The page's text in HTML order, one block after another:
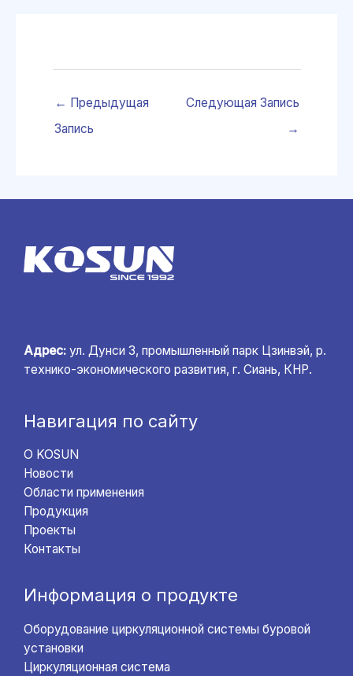
← Предыдущая
Запись
Следующая Запись
→
Адрес: ул. Дунси 3, промышленный парк Цзинвэй, р.
технико-экономического развития, г. Сиань, КНР.
Навигация по сайту
О KOSUN
Новости
Области применения
Продукция
Проекты
Контакты
Информация о продукте
Оборудование циркуляционной системы буровой
установки
Циркуляционная система